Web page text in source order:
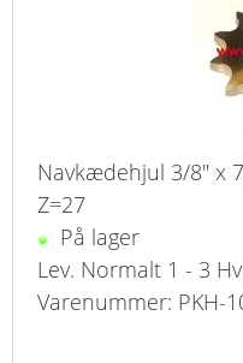
Navkædehjul 3/8" x
Z=27
På lager
Lev. Normalt 1 - 3
Varenummer: PKH-